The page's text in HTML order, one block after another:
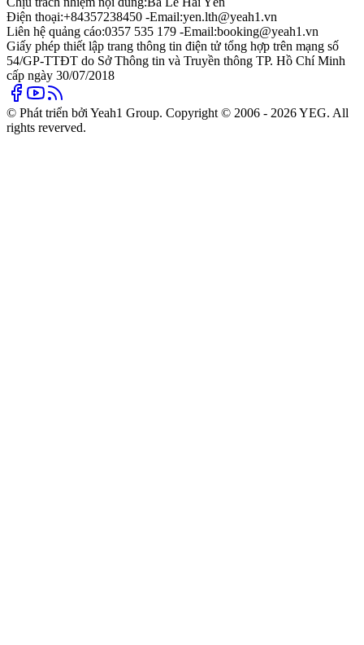
Điện thoại:+84357238450 -Email:yen.lth@yeah1.vn
Liên hệ quảng cáo:0357 535 179 -Email:booking@yeah1.vn
Giấy phép thiết lập trang thông tin điện tử tổng hợp trên mạng số
54/GP-TTĐT do Sở Thông tin và Truyền thông TP. Hồ Chí Minh
cấp ngày 30/07/2018
© Phát triển bởi Yeah1 Group. Copyright © 2006 - 2026 YEG. All
rights reverved.